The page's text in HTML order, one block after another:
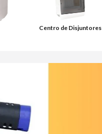
Centro de Disjuntores